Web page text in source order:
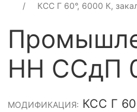
КСС Г 60°, 6000 К,
НН ССдП
МОДИФИКАЦИЯ: КСС Г